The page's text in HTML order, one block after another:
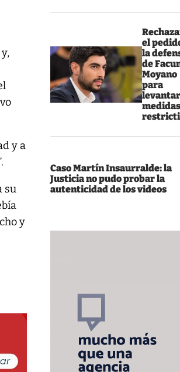
el
la
de
Moyano
para
medidas
Caso Martín Insaurralde: la
Justicia no pudo probar la
autenticidad de los videos
y a
su
y